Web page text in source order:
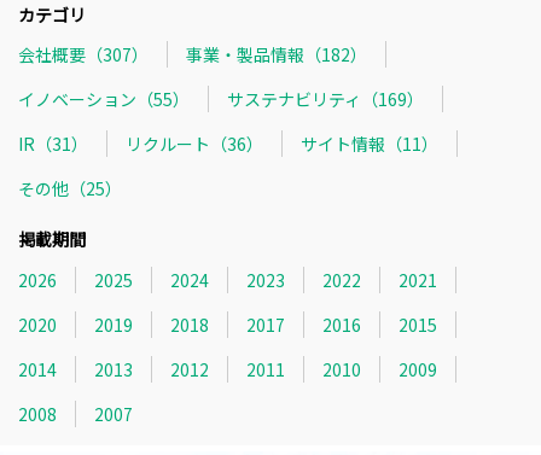
カテゴリ
会社概要（307）
事業・製品情報（182）
イノベーション（55）
サステナビリティ（169）
IR（31）
リクルート（36）
サイト情報（11）
その他（25）
掲載期間
2026
2025 2024 2023 2022
2021
2020
2019 2018 2017 2016
2015
2014
2013 2012 2011 2010
2009
2008
2007